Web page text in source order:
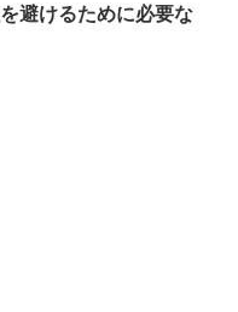
避けるために必要な